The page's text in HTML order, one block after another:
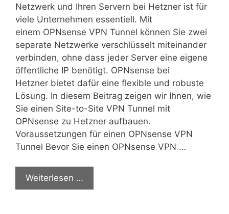
Netzwerk und Ihren Servern bei Hetzner ist für
viele Unternehmen essentiell. Mit
einem OPNsense VPN Tunnel können Sie zwei
separate Netzwerke verschlüsselt miteinander
verbinden, ohne dass jeder Server eine eigene
öffentliche IP benötigt. OPNsense bei
Hetzner bietet dafür eine flexible und robuste
Lösung. In diesem Beitrag zeigen wir Ihnen, wie
Sie einen Site-to-Site VPN Tunnel mit
OPNsense zu Hetzner aufbauen.
Voraussetzungen für einen OPNsense VPN
Tunnel Bevor Sie einen OPNsense VPN …
Weiterlesen …